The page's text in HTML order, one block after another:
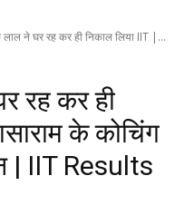
लाल ने घर रह कर ही निकाल लिया IIT |...
रह कर ही
के कोचिंग
IIT Results